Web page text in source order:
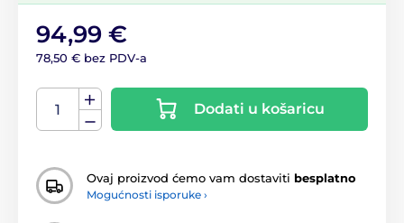
94,99 €
78,50 € bez PDV-a
Dodati u košaricu
Ovaj proizvod ćemo vam dostaviti besplatno
Mogućnosti isporuke ›